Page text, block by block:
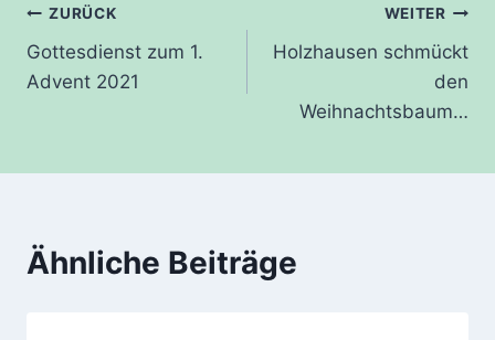
Beitragsnavigation
ZURÜCK
Gottesdienst zum 1.
Advent 2021
WEITER
Holzhausen schmückt
den
Weihnachtsbaum…
Ähnliche Beiträge